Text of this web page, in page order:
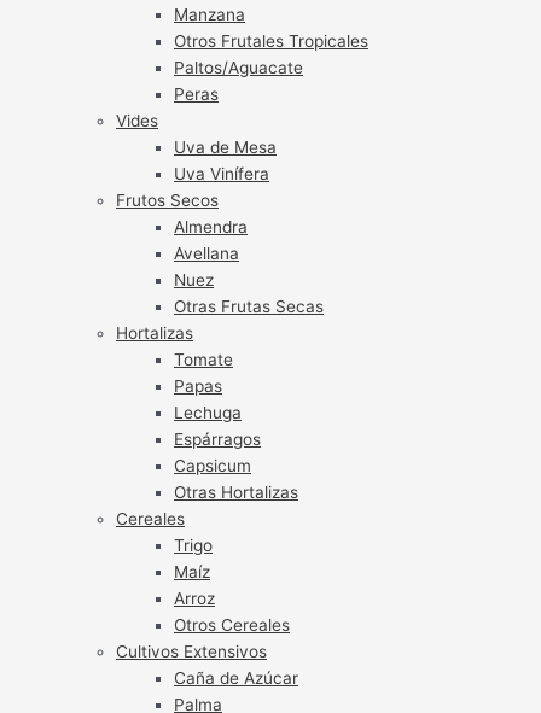
Manzana
Otros Frutales Tropicales
Paltos/Aguacate
Peras
Vides
Uva de Mesa
Uva Vinífera
Frutos Secos
Almendra
Avellana
Nuez
Otras Frutas Secas
Hortalizas
Tomate
Papas
Lechuga
Espárragos
Capsicum
Otras Hortalizas
Cereales
Trigo
Maíz
Arroz
Otros Cereales
Cultivos Extensivos
Caña de Azúcar
Palma